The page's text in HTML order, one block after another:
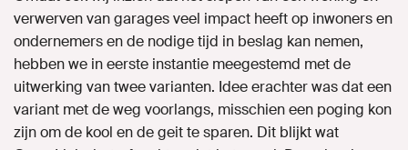
verwerven van garages veel impact heeft op inwoners en
ondernemers en de nodige tijd in beslag kan nemen,
hebben we in eerste instantie meegestemd met de
uitwerking van twee varianten. Idee erachter was dat een
variant met de weg voorlangs, misschien een poging kon
zijn om de kool en de geit te sparen. Dit blijkt wat